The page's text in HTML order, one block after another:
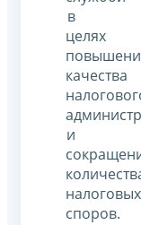
в
целях
качества
и
налоговых
споров.